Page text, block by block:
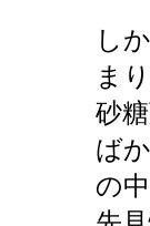
し
ま
砂
ば
の